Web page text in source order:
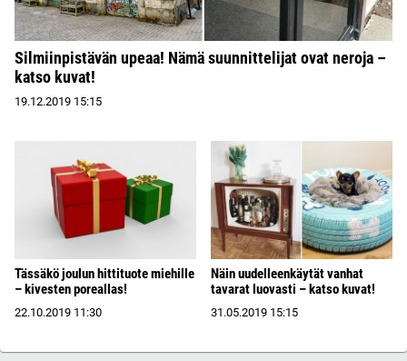
Silmiinpistävän upeaa! Nämä suunnittelijat ovat neroja –
katso kuvat!
19.12.2019 15:15
Tässäkö joulun hittituote miehille
– kivesten poreallas!
22.10.2019 11:30
Näin uudelleenkäytät vanhat
tavarat luovasti – katso kuvat!
31.05.2019 15:15